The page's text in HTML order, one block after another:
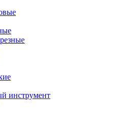
инструмент